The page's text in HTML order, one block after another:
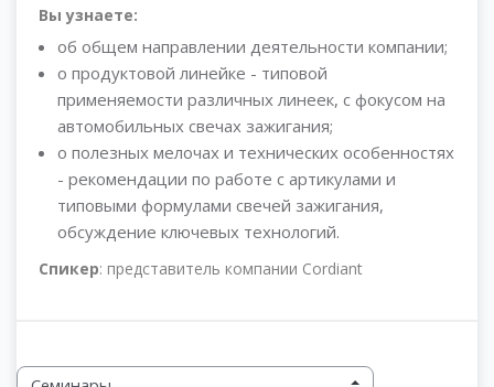
Вы узнаете:
об общем направлении деятельности компании;
о продуктовой линейке - типовой
применяемости различных линеек, с фокусом на
автомобильных свечах зажигания;
о полезных мелочах и технических особенностях
- рекомендации по работе с артикулами и
типовыми формулами свечей зажигания,
обсуждение ключевых технологий.
Спикер: представитель компании Cordiant